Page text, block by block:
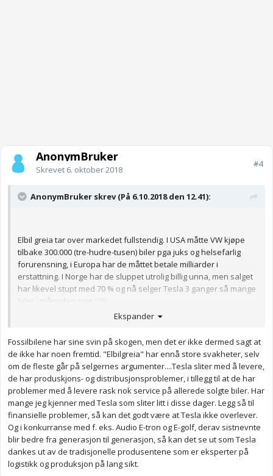
AnonymBruker
Skrevet 6. oktober 2018
#4
AnonymBruker skrev (På 6.10.2018 den 12.41):
Elbil greia tar over markedet fullstendig. I USA måtte VW kjøpe
tilbake 300.000 (tre-hudre-tusen) biler pga juks og helsefarlig
forurensning, i Europa har de måttet betale milliarder i
erstattning. I Norge har de sluppet utrolig billig unna, men salget
har likevel stupt med 70 % og nå selger Tesla 3 ganger så mange
biler i måneden som VW.
Ville ikke kjøpt diesel nå med mindre jeg bodde
Anonymkode: cc05e...8e0
Ekspander
Fossilbilene har sine svin på skogen, men det er ikke dermed sagt at
de ikke har noen fremtid. "Elbilgreia" har ennå store svakheter, selv
om de fleste går på selgernes argumenter....Tesla sliter med å levere,
de har produskjons- og distribusjonsproblemer, i tillegg til at de har
problemer med å levere rask nok service på allerede solgte biler. Har
mange jeg kjenner med Tesla som sliter litt i disse dager. Legg så til
finansielle problemer, så kan det godt være at Tesla ikke overlever.
Og i konkurranse med f. eks. Audio E-tron og E-golf, derav sistnevnte
blir bedre fra generasjon til generasjon, så kan det se ut som Tesla
dankes ut av de tradisjonelle produsentene som er eksperter på
logistikk og produksjon på lang sikt.